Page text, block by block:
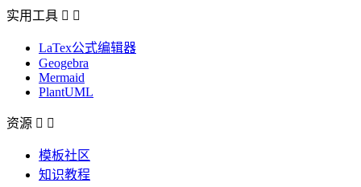
实用工具  
LaTex公式编辑器
Geogebra
Mermaid
PlantUML
资源  
模板社区
知识教程